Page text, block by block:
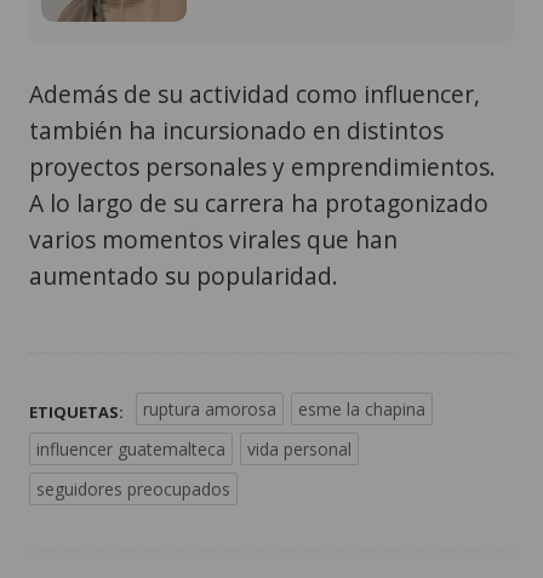
Además de su actividad como influencer,
también ha incursionado en distintos
proyectos personales y emprendimientos.
A lo largo de su carrera ha protagonizado
varios momentos virales que han
aumentado su popularidad.
ETIQUETAS: ruptura amorosa
esme la chapina
influencer guatemalteca
vida personal
seguidores preocupados